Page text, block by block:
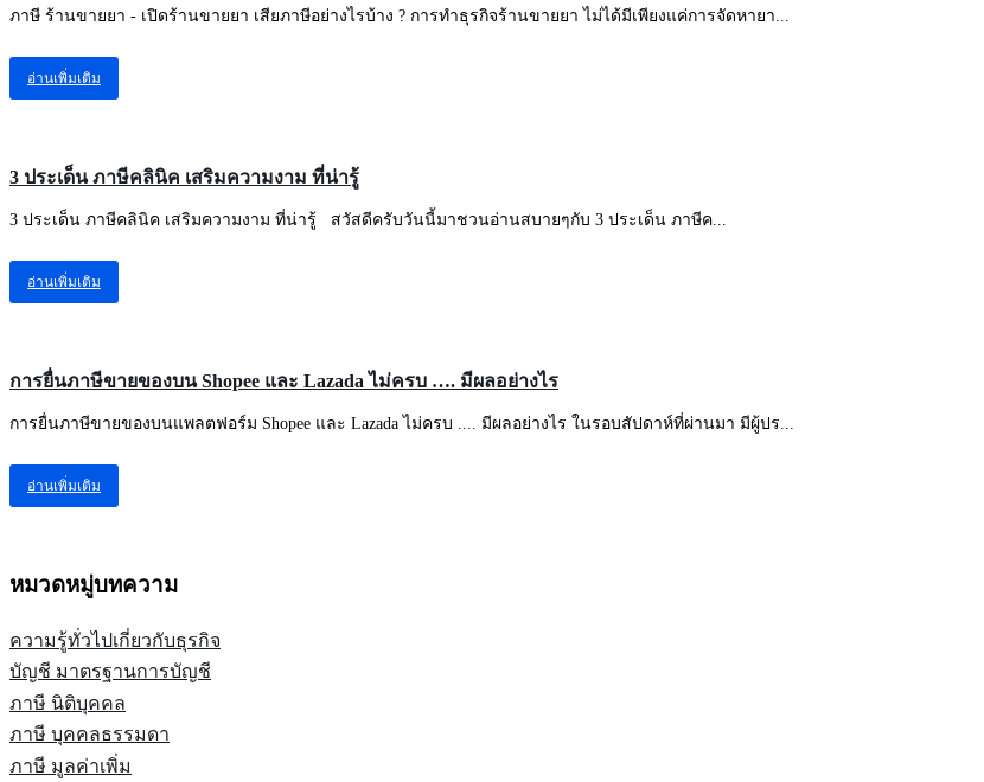
ภาษี ร้านขายยา - เปิดร้านขายยา เสียภาษีอย่างไรบ้าง ? การทำธุรกิจร้านขายยา ไม่ได้มีเพียงแค่การจัดหายา...
อ่านเพิ่มเติม
3 ประเด็น ภาษีคลินิค เสริมความงาม ที่น่ารู้
3 ประเด็น ภาษีคลินิค เสริมความงาม ที่น่ารู้ สวัสดีครับวันนี้มาชวนอ่านสบายๆกับ 3 ประเด็น ภาษีค...
อ่านเพิ่มเติม
การยื่นภาษีขายของบน Shopee และ Lazada ไม่ครบ …. มีผลอย่างไร
การยื่นภาษีขายของบนแพลตฟอร์ม Shopee และ Lazada ไม่ครบ .... มีผลอย่างไร ในรอบสัปดาห์ที่ผ่านมา มีผู้ปร...
อ่านเพิ่มเติม
หมวดหมู่บทความ
ความรู้ทั่วไปเกี่ยวกับธุรกิจ
บัญชี มาตรฐานการบัญชี
ภาษี นิติบุคคล
ภาษี บุคคลธรรมดา
ภาษี มูลค่าเพิ่ม